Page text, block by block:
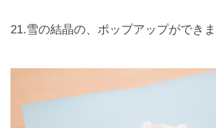
21.雪の結晶の、ポップアップができま